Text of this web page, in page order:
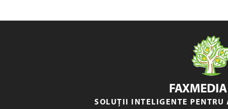
SOLUȚII INTELIGENTE